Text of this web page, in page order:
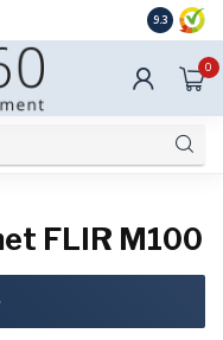
Ook
9.3
0
FLIR M100